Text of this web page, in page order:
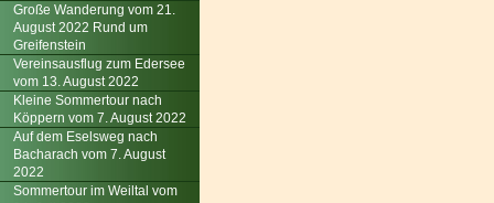
Große Wanderung vom 21.
August 2022 Rund um
Greifenstein
Vereinsausflug zum Edersee
vom 13. August 2022
Kleine Sommertour nach
Köppern vom 7. August 2022
Auf dem Eselsweg nach
Bacharach vom 7. August
2022
Sommertour im Weiltal vom